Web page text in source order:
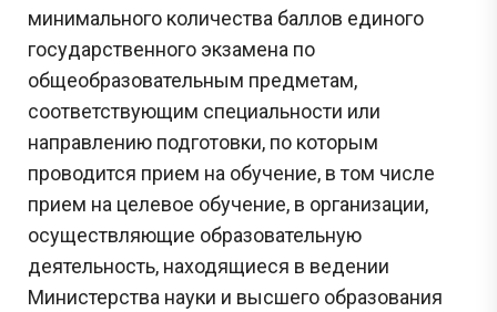
минимального количества баллов единого
государственного экзамена по
общеобразовательным предметам,
соответствующим специальности или
направлению подготовки, по которым
проводится прием на обучение, в том числе
прием на целевое обучение, в организации,
осуществляющие образовательную
деятельность, находящиеся в ведении
Министерства науки и высшего образования